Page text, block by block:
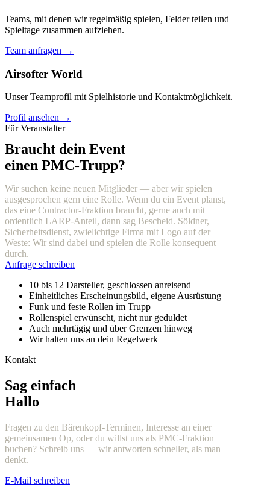
Teams, mit denen wir regelmäßig spielen, Felder teilen und
Spieltage zusammen aufziehen.
Team anfragen →
Airsofter World
Unser Teamprofil mit Spielhistorie und Kontaktmöglichkeit.
Profil ansehen →
Für Veranstalter
Braucht dein Event
einen PMC-Trupp?
Wir suchen keine neuen Mitglieder — aber wir spielen
ausgesprochen gern eine Rolle. Wenn du ein Event planst,
das eine Contractor-Fraktion braucht, gerne auch mit
ordentlich LARP-Anteil, dann sag Bescheid. Söldner,
Sicherheitsdienst, zwielichtige Firma mit Logo auf der
Weste: Wir sind dabei und spielen die Rolle konsequent
durch.
Anfrage schreiben
10 bis 12 Darsteller, geschlossen anreisend
Einheitliches Erscheinungsbild, eigene Ausrüstung
Funk und feste Rollen im Trupp
Rollenspiel erwünscht, nicht nur geduldet
Auch mehrtägig und über Grenzen hinweg
Wir halten uns an dein Regelwerk
Kontakt
Sag einfach
Hallo
Fragen zu den Bärenkopf-Terminen, Interesse an einer
gemeinsamen Op, oder du willst uns als PMC-Fraktion
buchen? Schreib uns — wir antworten schneller, als man
denkt.
E-Mail schreiben